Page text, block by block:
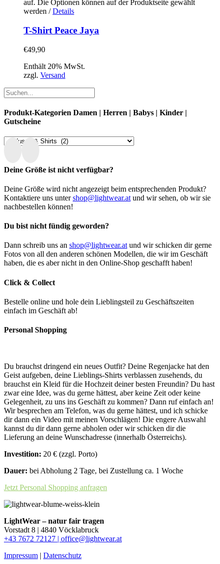
auf. Die Optionen können auf der Produktseite gewählt
werden / Details
T-Shirt Peace Jaya
€49,90
Enthält 20% MwSt.
zzgl. Versand
Produkt-Kategorien Damen | Herren | Babys | Kinder |
Gutscheine
Deine Größe ist nicht verfügbar?
Deine Größe wird nicht angezeigt beim entsprechenden Produkt?
Kontaktiere uns untershop@lightwear.at und wir sehen, ob wir sie
nachbestellen können!
Du bist nicht fündig geworden?
Dann schreib uns an shop@lightwear.atund wir schicken dir gerne
Fotos von all den anderen schönen Modellen, die wir im Geschäft
haben, die es aber nicht in den Online-Shop geschafft haben!
Click & Collect
Bestelle online und hole dein Lieblingsteil zu Geschäftszeiten
einfach im Geschäft ab!
Personal Shopping
Du brauchst dringend ein neues Outfit? Deine Regenjacke hat den
Geist aufgeben, deine Lieblings-Shirts verblassen zusehends, du
brauchst ein Kleid für die Hochzeit deiner besten Freundin? Du hast
zwar eine Idee, was du gerne hättest, aber keine Zeit oder keine
Gelegenheit, zu uns ins Geschäft zu kommen? Dann ruf einfach an!
Wir besprechen am Telefon, was du gerne hättest, und ich schicke
dir dann ein Video mit meinen Vorschlägen! Die engere Auswahl
kannst du dir dann gerne abholen oder wir schicken dir die
Lieferung an deine Wunschadresse (innerhalb Österreichs).
Investition: 20 € (zzgl. Porto)
Dauer: bei Abholung 2 Tage, bei Zustellung ca. 1 Woche
Jetzt Personal Shopping anfragen
LightWear – natur fair tragen
Vorstadt 8 | 4840 Vöcklabruck
+43 7672 72127 | office@lightwear.at
Impressum | Datenschutz